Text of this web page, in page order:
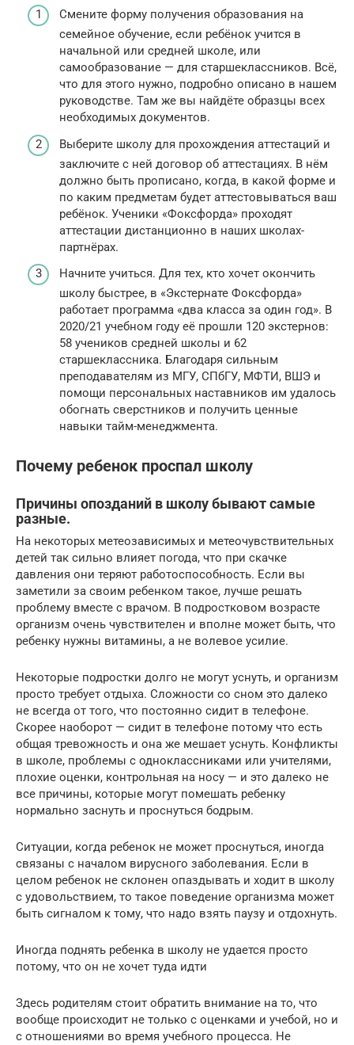
Смените форму получения образования на
семейное обучение, если ребёнок учится в
начальной или средней школе, или
самообразование — для старшеклассников. Всё,
что для этого нужно, подробно описано в нашем
руководстве. Там же вы найдёте образцы всех
необходимых документов.
Выберите школу для прохождения аттестаций и
заключите с ней договор об аттестациях. В нём
должно быть прописано, когда, в какой форме и
по каким предметам будет аттестовываться ваш
ребёнок. Ученики «Фоксфорда» проходят
аттестации дистанционно в наших школах-
партнёрах.
Начните учиться. Для тех, кто хочет окончить
школу быстрее, в «Экстернате Фоксфорда»
работает программа «два класса за один год». В
2020/21 учебном году её прошли 120 экстернов:
58 учеников средней школы и 62
старшеклассника. Благодаря сильным
преподавателям из МГУ, СПбГУ, МФТИ, ВШЭ и
помощи персональных наставников им удалось
обогнать сверстников и получить ценные
навыки тайм-менеджмента.
Почему ребенок проспал школу
Причины опозданий в школу бывают самые
разные.
На некоторых метеозависимых и метеочувствительных
детей так сильно влияет погода, что при скачке
давления они теряют работоспособность. Если вы
заметили за своим ребенком такое, лучше решать
проблему вместе с врачом. В подростковом возрасте
организм очень чувствителен и вполне может быть, что
ребенку нужны витамины, а не волевое усилие.
Некоторые подростки долго не могут уснуть, и организм
просто требует отдыха. Сложности со сном это далеко
не всегда от того, что постоянно сидит в телефоне.
Скорее наоборот — сидит в телефоне потому что есть
общая тревожность и она же мешает уснуть. Конфликты
в школе, проблемы с одноклассниками или учителями,
плохие оценки, контрольная на носу — и это далеко не
все причины, которые могут помешать ребенку
нормально заснуть и проснуться бодрым.
Ситуации, когда ребенок не может проснуться, иногда
связаны с началом вирусного заболевания. Если в
целом ребенок не склонен опаздывать и ходит в школу
с удовольствием, то такое поведение организма может
быть сигналом к тому, что надо взять паузу и отдохнуть.
Иногда поднять ребенка в школу не удается просто
потому, что он не хочет туда идти
Здесь родителям стоит обратить внимание на то, что
вообще происходит не только с оценками и учебой, но и
с отношениями во время учебного процесса. Не